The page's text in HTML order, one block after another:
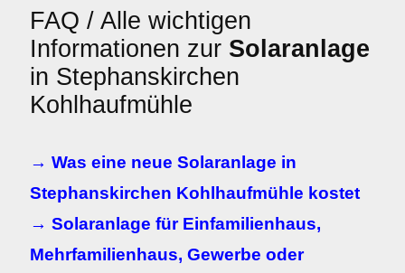
FAQ / Alle wichtigen
Informationen zur Solaranlage
in Stephanskirchen
Kohlhaufmühle
→ Was eine neue Solaranlage in
Stephanskirchen Kohlhaufmühle kostet
→ Solaranlage für Einfamilienhaus,
Mehrfamilienhaus, Gewerbe oder